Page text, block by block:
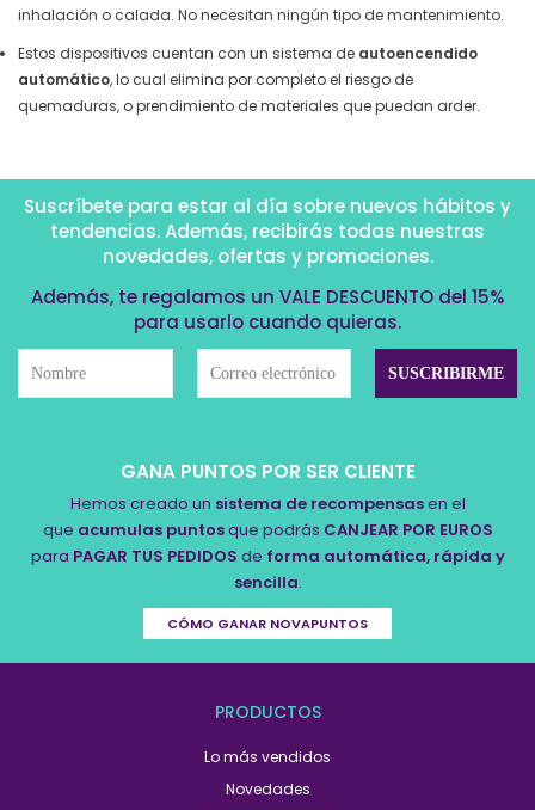
inhalación o calada. No necesitan ningún tipo de mantenimiento.
Estos dispositivos cuentan con un sistema de autoencendido
automático, lo cual elimina por completo el riesgo de
quemaduras, o prendimiento de materiales que puedan arder.
Suscríbete para estar al día sobre nuevos hábitos y
tendencias. Además, recibirás todas nuestras
novedades, ofertas y promociones.
Además, te regalamos un VALE DESCUENTO del 15%
para usarlo cuando quieras.
GANA PUNTOS POR SER CLIENTE
Hemos creado un sistema de recompensasen el
que acumulas puntosque podrás CANJEAR POR EUROS
para PAGAR TUS PEDIDOS de forma automática, rápida y
sencilla.
CÓMO GANAR NOVAPUNTOS
PRODUCTOS
Lo más vendidos
Novedades